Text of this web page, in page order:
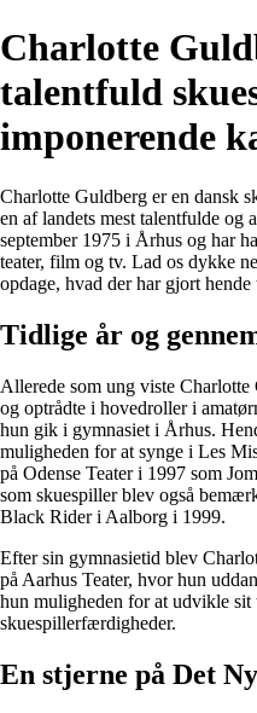
Charlotte
talentfuld
imponerende
Charlotte Guldberg er en dansk
en af landets mest talentfulde og
september 1975 i Århus og har
teater, film og tv. Lad os dykke
opdage, hvad der har gjort hende
Tidlige år og
Allerede som ung viste
og optrådte i hovedroller i
hun gik i gymnasiet i Århus.
muligheden for at synge i Les
på Odense Teater i 1997 som
som skuespiller blev også
Black Rider i Aalborg i 1999.
Efter sin gymnasietid blev
på Aarhus Teater, hvor hun
hun muligheden for at udvikle sit
skuespillerfærdigheder.
En stjerne på Det